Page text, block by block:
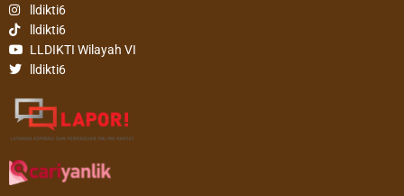
lldikti6
lldikti6
LLDIKTI Wilayah VI
lldikti6